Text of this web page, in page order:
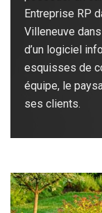
Entreprise RP
Villeneuve
d’un logiciel
esquisses de
équipe, le
ses clients.